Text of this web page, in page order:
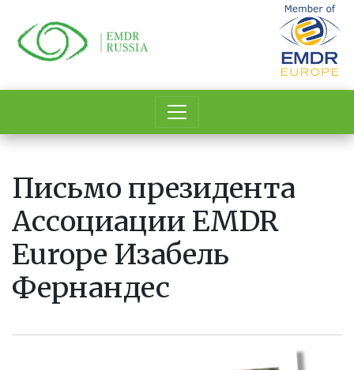
основному
содержанию
Письмо президента
Ассоциации EMDR
Europe Изабель
Фернандес